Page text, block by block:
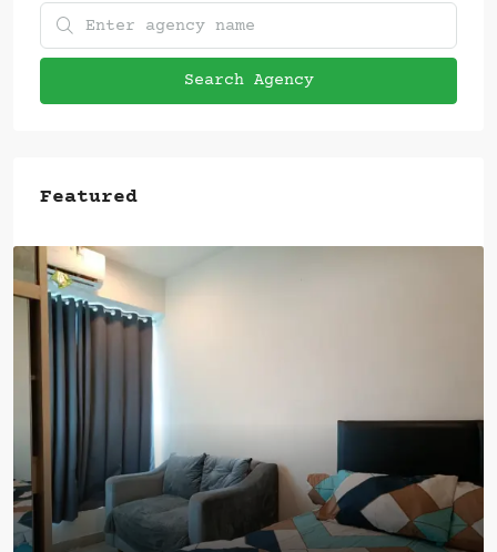
Search Agency
Featured